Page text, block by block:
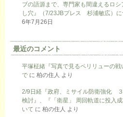
ブの語源まで、専門家も間違えるロシ
し穴』（7/23JBプレス 杉浦敏広）に
6年7月26日
最近のコメント
平塚柾緒『写真で見るペリリューの戦
で に 柏の住人 より
2/9日経『政府、ミサイル防衛強化
検討』、『「衛星」 周回軌道に投入
いて に 柏の住人 より